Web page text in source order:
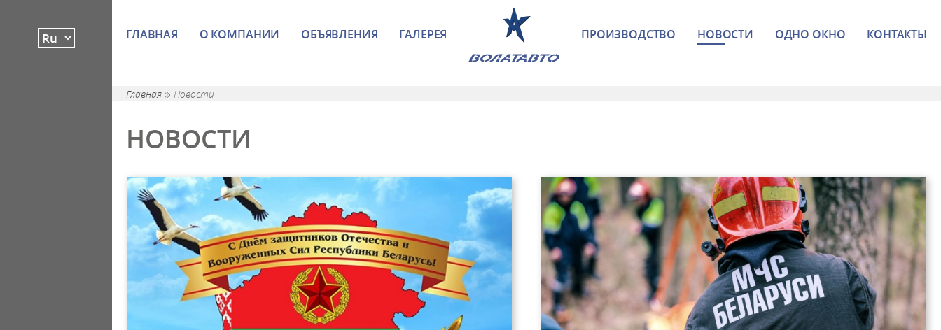
ГЛАВНАЯ О КОМПАНИИ ОБЪЯВЛЕНИЯ ГАЛЕРЕЯ ПРОИЗВОДСТВО НОВОСТИ ОДНО ОКНО КОНТАКТЫ
Главная Новости
НОВОСТИ